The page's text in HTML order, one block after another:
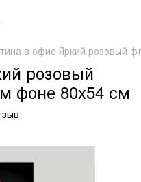
в офис Яркий розовый
розовый
фоне 80x54 см